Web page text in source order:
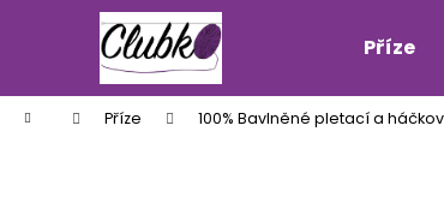
Příze
Domů Příze 100% Bavlněné pletací a
í
Zpět
do
obchodu
Zpět
do
obchodu